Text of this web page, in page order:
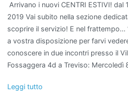
Arrivano i nuovi CENTRI ESTIVI!
2019 Vai subito nella sezione
scoprire il servizio! E nel frattempo…
a vostra disposizione per farvi
conoscere in due incontri presso il
Fossaggera 4d a Treviso: Mercoledì
Leggi tutto